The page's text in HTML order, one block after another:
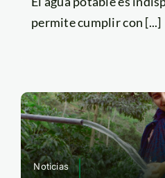
permite cumplir con [...]
Noticias